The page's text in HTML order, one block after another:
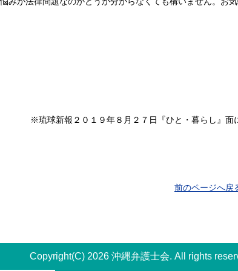
※琉球新報２０１９年８月２７日『ひと・暮らし』面
前のページへ戻
Copyright(C) 2026 沖縄弁護士会. All rights